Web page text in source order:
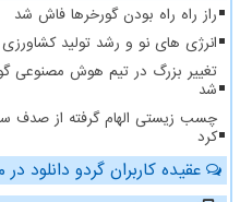
راز راه راه بودن گورخرها فاش شد
انرژی های نو و رشد تولید کشاورزی
تغییر بزرگ در تیم هوش مصنوعی
شد
چسب زیستی الهام گرفته از صدف
کرد
عقیده کاربران گردو دانلود